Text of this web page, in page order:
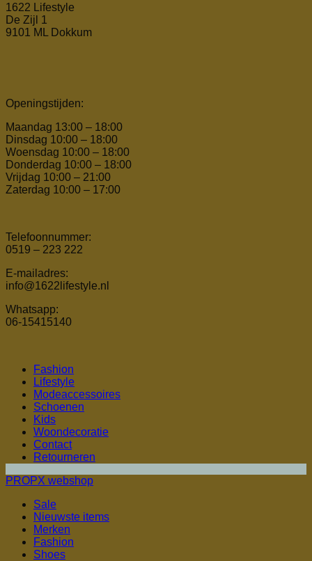
1622 Lifestyle
De Zijl 1
9101 ML Dokkum
Openingstijden:
Maandag 13:00 – 18:00
Dinsdag 10:00 – 18:00
Woensdag 10:00 – 18:00
Donderdag 10:00 – 18:00
Vrijdag 10:00 – 21:00
Zaterdag 10:00 – 17:00
Telefoonnummer:
0519 – 223 222
E-mailadres:
info@1622lifestyle.nl
Whatsapp:
06-15415140
Fashion
Lifestyle
Modeaccessoires
Schoenen
Kids
Woondecoratie
Contact
Retourneren
PROPX webshop
Sale
Nieuwste items
Merken
Fashion
Shoes